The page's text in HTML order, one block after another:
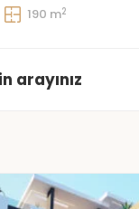
190 m2
arayınız